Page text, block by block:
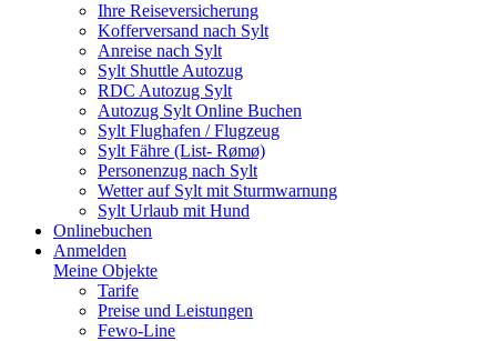
Ihre Reiseversicherung
Kofferversand nach Sylt
Anreise nach Sylt
Sylt Shuttle Autozug
RDC Autozug Sylt
Autozug Sylt Online Buchen
Sylt Flughafen / Flugzeug
Sylt Fähre (List- Rømø)
Personenzug nach Sylt
Wetter auf Sylt mit Sturmwarnung
Sylt Urlaub mit Hund
Onlinebuchen
Anmelden
Meine Objekte
Tarife
Preise und Leistungen
Fewo-Line